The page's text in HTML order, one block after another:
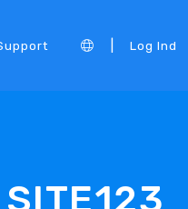
Log Ind